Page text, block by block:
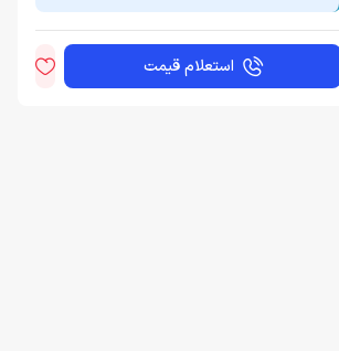
استعلام قیمت